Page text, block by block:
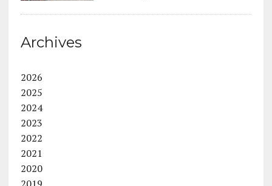
Archives
2026
2025
2024
2023
2022
2021
2020